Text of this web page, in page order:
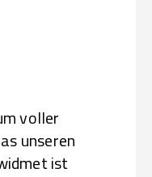
voller
unseren
ist